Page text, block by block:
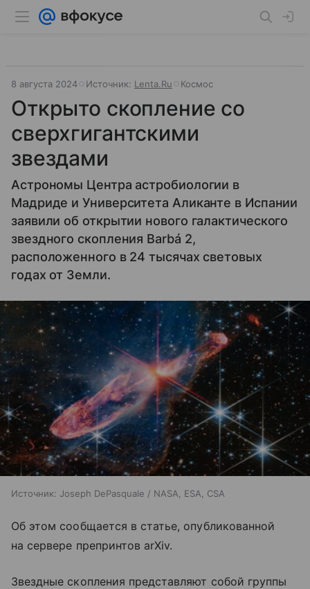
8 августа 2024 Источник: Lenta.Ru Космос
Открыто скопление со
сверхгигантскими
звездами
Астрономы Центра астробиологии в
Мадриде и Университета Аликанте в Испании
заявили об открытии нового галактического
звездного скопления Barbá 2,
расположенного в 24 тысячах световых
годах от Земли.
Источник: Joseph DePasquale / NASA, ESA, CSA
Об этом сообщается в статье, опубликованной
на сервере препринтов arXiv.
Звездные скопления представляют собой группы